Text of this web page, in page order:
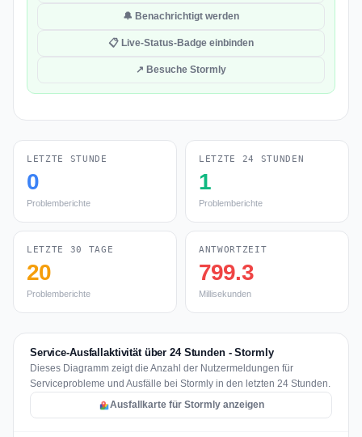
🔔 Benachrichtigt werden
📋 Live-Status-Badge einbinden
↗ Besuche Stormly
LETZTE STUNDE
0
Problemberichte
LETZTE 24 STUNDEN
1
Problemberichte
LETZTE 30 TAGE
20
Problemberichte
ANTWORTZEIT
799.3
Millisekunden
Service-Ausfallaktivität über 24 Stunden - Stormly
Dieses Diagramm zeigt die Anzahl der Nutzermeldungen für
Serviceprobleme und Ausfälle bei Stormly in den letzten 24 Stunden.
Ausfallkarte für Stormly anzeigen